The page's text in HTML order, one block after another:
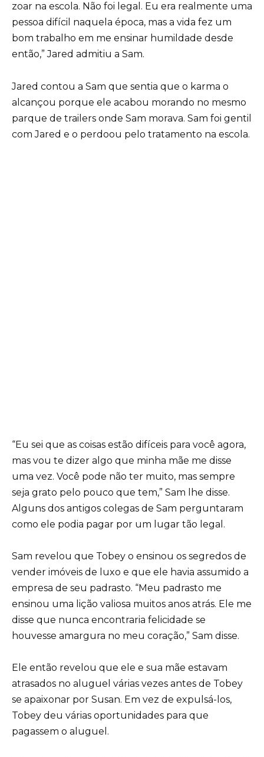
zoar na escola. Não foi legal. Eu era realmente uma
pessoa difícil naquela época, mas a vida fez um
bom trabalho em me ensinar humildade desde
então,” Jared admitiu a Sam.
Jared contou a Sam que sentia que o karma o
alcançou porque ele acabou morando no mesmo
parque de trailers onde Sam morava. Sam foi gentil
com Jared e o perdoou pelo tratamento na escola.
“Eu sei que as coisas estão difíceis para você agora,
mas vou te dizer algo que minha mãe me disse
uma vez. Você pode não ter muito, mas sempre
seja grato pelo pouco que tem,” Sam lhe disse.
Alguns dos antigos colegas de Sam perguntaram
como ele podia pagar por um lugar tão legal.
Sam revelou que Tobey o ensinou os segredos de
vender imóveis de luxo e que ele havia assumido a
empresa de seu padrasto. “Meu padrasto me
ensinou uma lição valiosa muitos anos atrás. Ele me
disse que nunca encontraria felicidade se
houvesse amargura no meu coração,” Sam disse.
Ele então revelou que ele e sua mãe estavam
atrasados no aluguel várias vezes antes de Tobey
se apaixonar por Susan. Em vez de expulsá-los,
Tobey deu várias oportunidades para que
pagassem o aluguel.